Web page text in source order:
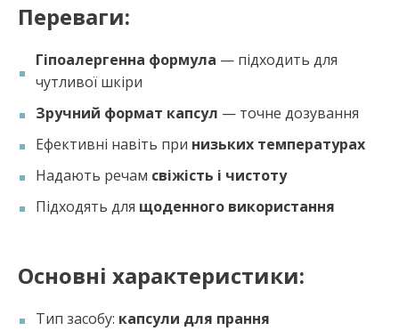
Переваги:
Гіпоалергенна формула — підходить для
чутливої шкіри
Зручний формат капсул — точне дозування
Ефективні навіть при низьких температурах
Надають речам свіжість і чистоту
Підходять для щоденного використання
Основні характеристики:
Тип засобу: капсули для прання